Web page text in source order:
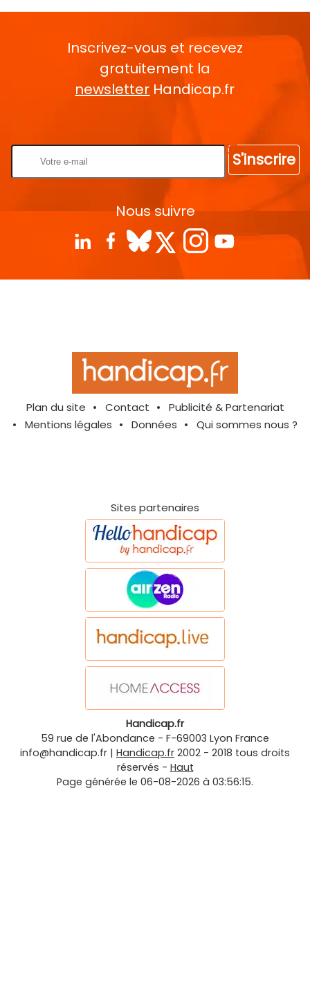
Inscrivez-vous et recevez
gratuitement la
newsletter Handicap.fr
S'inscrire
Nous suivre
Plan du site Contact
Publicité & Partenariat
Mentions légales
Données Qui sommes nous ?
Sites partenaires
Handicap.fr
59 rue de l'Abondance - F-69003 Lyon France
info@handicap.fr | Handicap.fr 2002 - 2018 tous droits
réservés - Haut
Page générée le 06-08-2026 à 03:56:15.